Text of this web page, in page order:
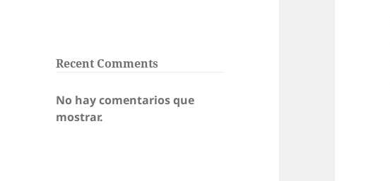
Recent Comments
No hay comentarios que
mostrar.